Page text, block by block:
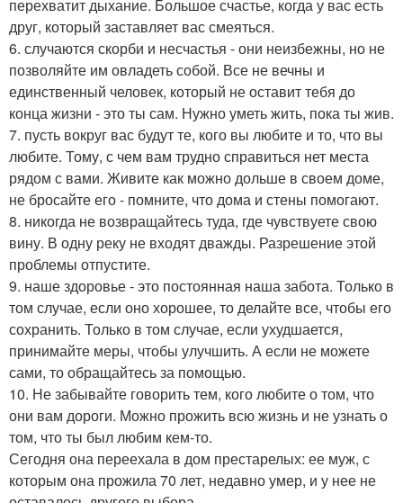
перехватит дыхание. Большое счастье, когда у вас есть
друг, который заставляет вас смеяться.
6. случаются скорби и несчастья - они неизбежны, но не
позволяйте им овладеть собой. Все не вечны и
единственный человек, который не оставит тебя до
конца жизни - это ты сам. Нужно уметь жить, пока ты жив.
7. пусть вокруг вас будут те, кого вы любите и то, что вы
любите. Тому, с чем вам трудно справиться нет места
рядом с вами. Живите как можно дольше в своем доме,
не бросайте его - помните, что дома и стены помогают.
8. никогда не возвращайтесь туда, где чувствуете свою
вину. В одну реку не входят дважды. Разрешение этой
проблемы отпустите.
9. наше здоровье - это постоянная наша забота. Только в
том случае, если оно хорошее, то делайте все, чтобы его
сохранить. Только в том случае, если ухудшается,
принимайте меры, чтобы улучшить. А если не можете
сами, то обращайтесь за помощью.
10. Не забывайте говорить тем, кого любите о том, что
они вам дороги. Можно прожить всю жизнь и не узнать о
том, что ты был любим кем-то.
Сегодня она переехала в дом престарелых: ее муж, с
которым она прожила 70 лет, недавно умер, и у нее не